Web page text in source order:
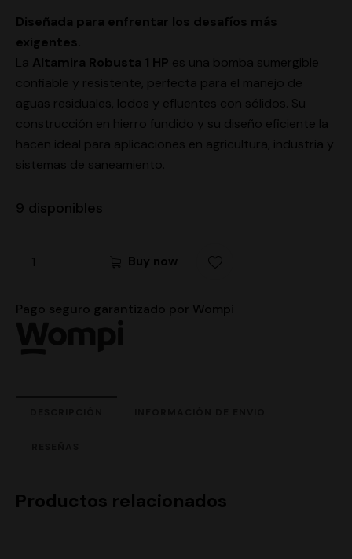
Diseñada para enfrentar los desafíos más
exigentes.
La Altamira Robusta 1 HP es una bomba sumergible
confiable y resistente, perfecta para el manejo de
aguas residuales, lodos y efluentes con sólidos. Su
construcción en hierro fundido y su diseño eficiente la
hacen ideal para aplicaciones en agricultura, industria y
sistemas de saneamiento.
9 disponibles
Buy now
Pago seguro garantizado por Wompi
Productos relacionados